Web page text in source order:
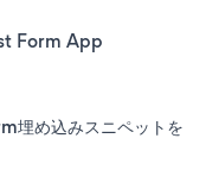
Form App
め込みスニペットを